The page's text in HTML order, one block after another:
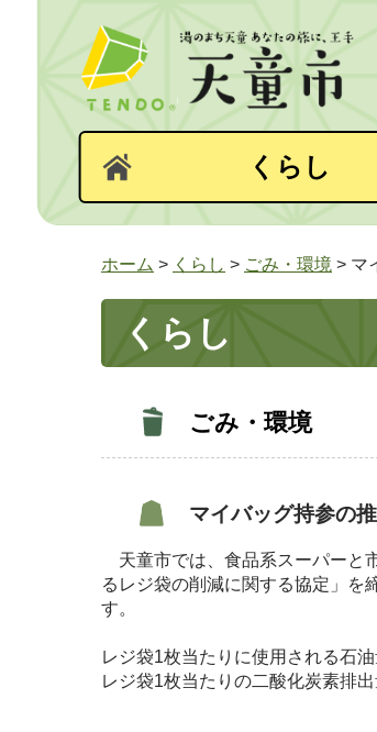
くらし
ホーム > くらし > ごみ・環境 > マ
くらし
ごみ・環境
マイバッグ持参の
天童市では、食品系スーパーと
るレジ袋の削減に関する協定」を
す。
レジ袋1枚当たりに使用される石
レジ袋1枚当たりの二酸化炭素排